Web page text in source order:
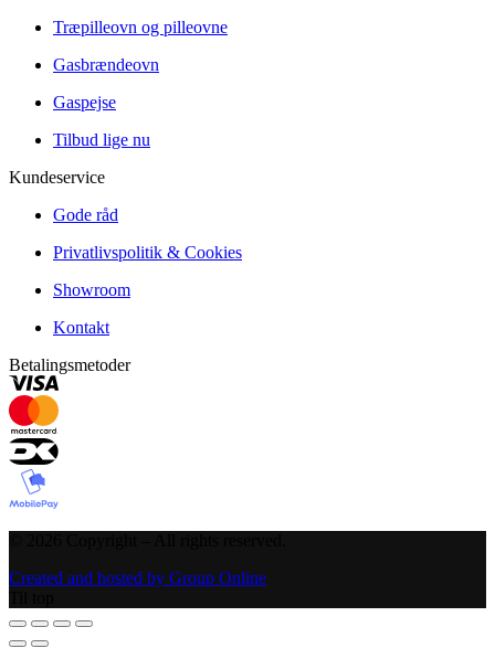
Træpilleovn og pilleovne
Gasbrændeovn
Gaspejse
Tilbud lige nu
Kundeservice
Gode råd
Privatlivspolitik & Cookies
Showroom
Kontakt
Betalingsmetoder
Created and hosted by Group Online